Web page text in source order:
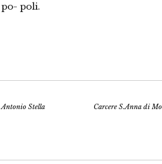
poli.
Stella Carcere S.Anna di